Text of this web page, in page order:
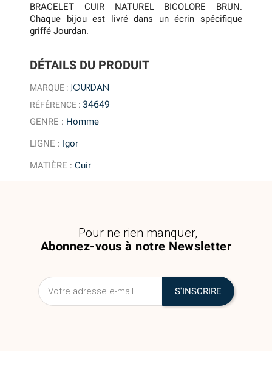
DÉTAILS DU PRODUIT
MARQUE : JOURDAN
RÉFÉRENCE : 34649
GENRE : Homme
LIGNE : Igor
MATIÈRE :Cuir
BRACELET CUIR NATUREL BICOLORE BRUN.
Chaque bijou est livré dans un écrin spécifique
griffé Jourdan.
Abonnez-vous à notre Newsletter
Pour ne rien manquer,